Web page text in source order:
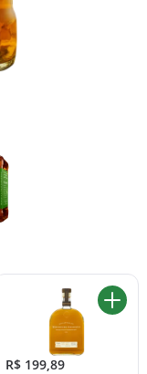
R$ 199,89